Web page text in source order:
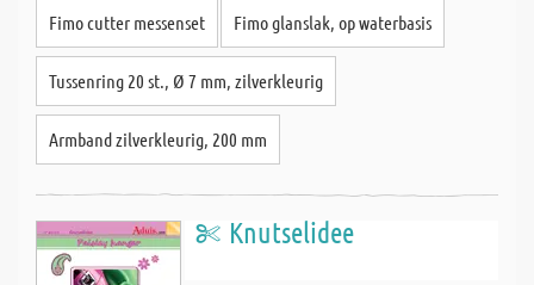
Fimo cutter messenset Fimo glanslak, op waterbasis
Tussenring 20 st., Ø 7 mm, zilverkleurig
Armband zilverkleurig, 200 mm
Knutselidee